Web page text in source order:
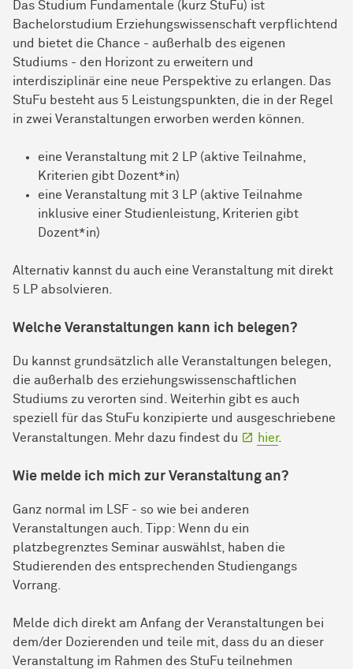
Das Studium Fundamentale (kurz StuFu) ist
Bachelorstudium Erziehungswissenschaft verpflichtend
und bietet die Chance - außerhalb des eigenen
Studiums - den Horizont zu erweitern und
interdisziplinär eine neue Perspektive zu erlangen. Das
StuFu besteht aus 5 Leistungspunkten, die in der Regel
in zwei Veranstaltungen erworben werden können.
eine Veranstaltung mit 2 LP (aktive Teilnahme,
Kriterien gibt Dozent*in)
eine Veranstaltung mit 3 LP (aktive Teilnahme
inklusive einer Studienleistung, Kriterien gibt
Dozent*in)
Alternativ kannst du auch eine Veranstaltung mit direkt
5 LP absolvieren.
Welche Veranstaltungen kann ich belegen?
Du kannst grundsätzlich alle Veranstaltungen belegen,
die außerhalb des erziehungswissenschaftlichen
Studiums zu verorten sind. Weiterhin gibt es auch
speziell für das StuFu konzipierte und ausgeschriebene
Veranstaltungen. Mehr dazu findest du
hier.
Wie melde ich mich zur Veranstaltung an?
Ganz normal im LSF - so wie bei anderen
Veranstaltungen auch. Tipp: Wenn du ein
platzbegrenztes Seminar auswählst, haben die
Studierenden des entsprechenden Studiengangs
Vorrang.
Melde dich direkt am Anfang der Veranstaltungen bei
dem/der Dozierenden und teile mit, dass du an dieser
Veranstaltung im Rahmen des StuFu teilnehmen